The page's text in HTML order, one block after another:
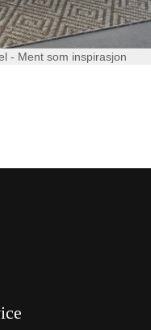
- Ment som inspirasjon